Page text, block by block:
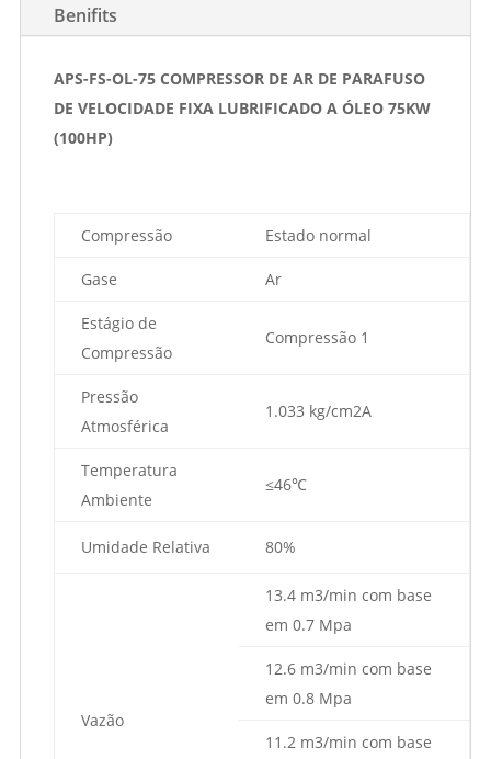
Benifits
APS-FS-OL-75 COMPRESSOR DE AR DE PARAFUSO
DE VELOCIDADE FIXA LUBRIFICADO A ÓLEO 75KW
(100HP)
Compressão Estado normal
Gase Ar
Estágio de
Compressão
Compressão 1
Pressão
Atmosférica
1.033 kg/cm2A
Temperatura
Ambiente
≤46℃
Umidade Relativa 80%
Vazão
13.4 m3/min com base
em 0.7 Mpa
12.6 m3/min com base
em 0.8 Mpa
11.2 m3/min com base